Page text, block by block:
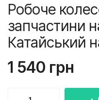
Робоче
запчастини
Катайський
1 540 грн